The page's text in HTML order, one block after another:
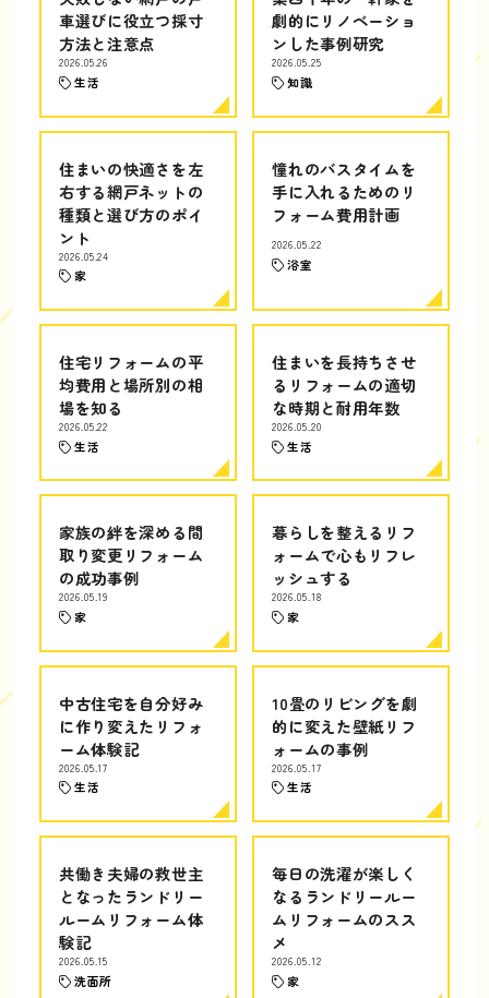
車選びに役立つ採寸
方法と注意点
2026.05.26
生活
劇的にリノベーショ
ンした事例研究
2026.05.25
知識
住まいの快適さを左
右する網戸ネットの
種類と選び方のポイ
ント
2026.05.24
家
憧れのバスタイムを
手に入れるためのリ
フォーム費用計画
2026.05.22
浴室
住宅リフォームの平
均費用と場所別の相
場を知る
2026.05.22
生活
住まいを長持ちさせ
るリフォームの適切
な時期と耐用年数
2026.05.20
生活
家族の絆を深める間
取り変更リフォーム
の成功事例
2026.05.19
家
暮らしを整えるリフ
ォームで心もリフレ
ッシュする
2026.05.18
家
中古住宅を自分好み
に作り変えたリフォ
ーム体験記
2026.05.17
生活
10畳のリビングを劇
的に変えた壁紙リフ
ォームの事例
2026.05.17
生活
共働き夫婦の救世主
となったランドリー
ルームリフォーム体
験記
2026.05.15
洗面所
毎日の洗濯が楽しく
なるランドリールー
ムリフォームのスス
メ
2026.05.12
家